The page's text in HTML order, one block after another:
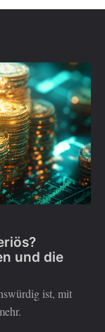
und die
ist, mit